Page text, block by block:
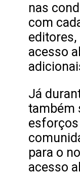
nas
com
acesso
Já
também
esforços
para o
acesso